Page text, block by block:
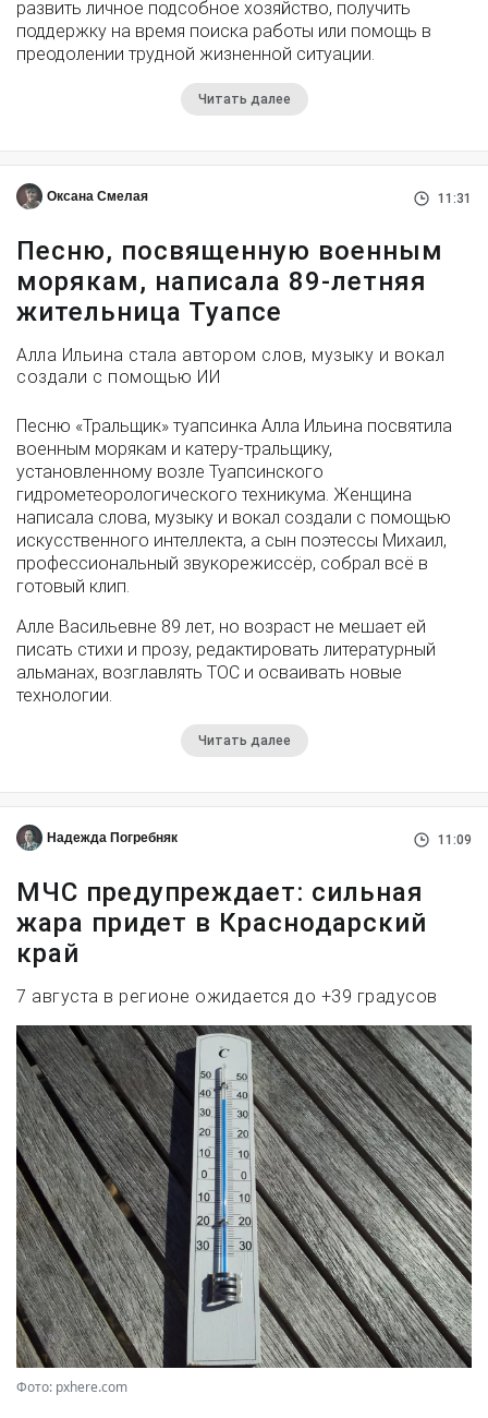
развить личное подсобное хозяйство, получить
поддержку на время поиска работы или помощь в
преодолении трудной жизненной ситуации.
Читать далее
Оксана Смелая 11:31
Песню, посвященную военным
морякам, написала 89-летняя
жительница Туапсе
Алла Ильина стала автором слов, музыку и вокал
создали с помощью ИИ
Песню «Тральщик» туапсинка Алла Ильина посвятила
военным морякам и катеру-тральщику,
установленному возле Туапсинского
гидрометеорологического техникума. Женщина
написала слова, музыку и вокал создали с помощью
искусственного интеллекта, а сын поэтессы Михаил,
профессиональный звукорежиссёр, собрал всё в
готовый клип.
Алле Васильевне 89 лет, но возраст не мешает ей
писать стихи и прозу, редактировать литературный
альманах, возглавлять ТОС и осваивать новые
технологии.
Читать далее
Надежда Погребняк 11:09
МЧС предупреждает: сильная
жара придет в Краснодарский
край
7 августа в регионе ожидается до +39 градусов
Фото: pxhere.com